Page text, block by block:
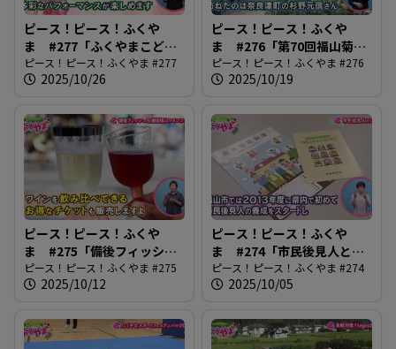
ピース！ピース！ふくや
ま #277「ふくやまこども
フェスティバル2025」
ピース！ピース！ふくやま #277
2025/10/26
ピース！ピース！ふくや
ま #276「第70回福山菊花
展覧会」
ピース！ピース！ふくやま #276
2025/10/19
ピース！ピース！ふくや
ま #275「備後フィッシュ
＆備後福山ワインフェス」
ピース！ピース！ふくやま #275
2025/10/12
ピース！ピース！ふくや
ま #274「市民後見人と
は？」
ピース！ピース！ふくやま #274
2025/10/05